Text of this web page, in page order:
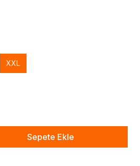
XXL
Sepete Ekle